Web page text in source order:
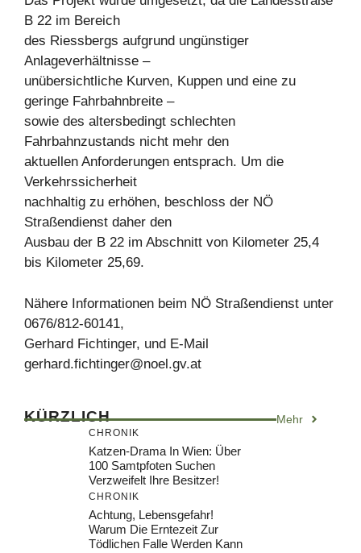
B 22 im Bereich
des Riessbergs aufgrund ungünstiger
Anlageverhältnisse –
unübersichtliche Kurven, Kuppen und eine zu
geringe Fahrbahnbreite –
sowie des altersbedingt schlechten
Fahrbahnzustands nicht mehr den
aktuellen Anforderungen entsprach. Um die
Verkehrssicherheit
nachhaltig zu erhöhen, beschloss der NÖ
Straßendienst daher den
Ausbau der B 22 im Abschnitt von Kilometer 25,4
bis Kilometer 25,69.
Nähere Informationen beim NÖ Straßendienst unter
0676/812-60141,
Gerhard Fichtinger, und E-Mail
gerhard.fichtinger@noel.gv.at
KÜRZLICH Mehr
CHRONIK
Katzen-Drama In Wien: Über
100 Samtpfoten Suchen
Verzweifelt Ihre Besitzer!
CHRONIK
Achtung, Lebensgefahr!
Warum Die Erntezeit Zur
Tödlichen Falle Werden Kann